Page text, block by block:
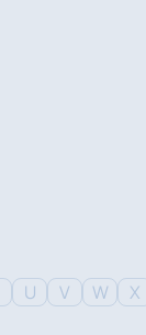
U V W X